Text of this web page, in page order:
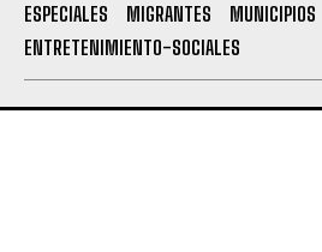
ESPECIALES MIGRANTES MUNICIPIOS
ENTRETENIMIENTO-SOCIALES